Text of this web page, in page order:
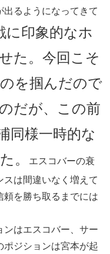
るようになってきて
に印象的なホ
た。今回こそ
を掴んだので
だが、この前
同様一時的な
。
エスコバーの衰
スは間違いなく増えて
頼を勝ち取るまでには
はエスコバー、サー
ポジションは宮本が起